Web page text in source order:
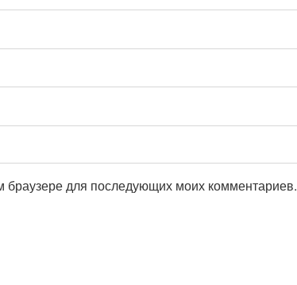
браузере для последующих моих комментариев.